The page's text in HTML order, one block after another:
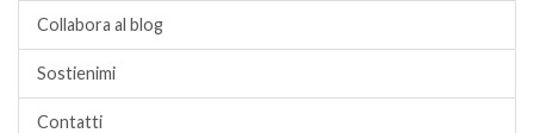
Collabora al blog
Sostienimi
Contatti